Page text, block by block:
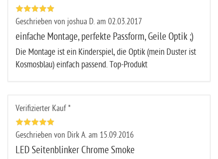
Geschrieben von joshua D. am 02.03.2017
einfache Montage, perfekte Passform, Geile Optik ;)
Die Montage ist ein Kinderspiel, die Optik (mein Duster ist
Kosmosblau) einfach passend. Top-Produkt
Verifizierter Kauf *
Geschrieben von Dirk A. am 15.09.2016
LED Seitenblinker Chrome Smoke